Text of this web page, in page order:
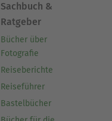
Sachbuch &
Ratgeber
Bücher über
Fotografie
Reiseberichte
Reiseführer
Bastelbücher